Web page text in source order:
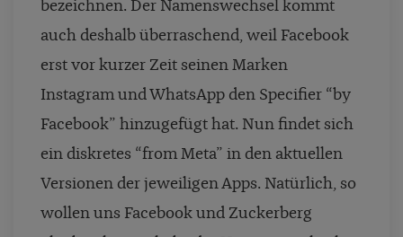
bezeichnen. Der Namenswechsel kommt
auch deshalb überraschend, weil Facebook
erst vor kurzer Zeit seinen Marken
Instagram und WhatsApp den Specifier “by
Facebook” hinzugefügt hat. Nun findet sich
ein diskretes “from Meta” in den aktuellen
Versionen der jeweiligen Apps. Natürlich, so
wollen uns Facebook und Zuckerberg